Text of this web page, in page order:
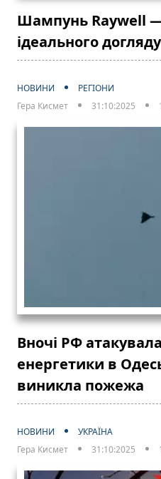
Шампунь Raywell
ідеального
НОВИНИ
РЕГІОНИ
Гера Кисмет
31:10:2025
Вночі РФ
енергетики в
виникла пожежа
НОВИНИ
УКРАЇНА
Гера Кисмет
31:10:2025